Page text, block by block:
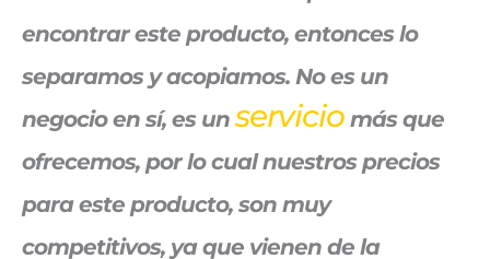
encontrar este producto, entonces lo
separamos y acopiamos. No es un
negocio en sí, es unservicio más que
ofrecemos, por lo cual nuestros precios
para este producto, son muy
competitivos, ya que vienen de la